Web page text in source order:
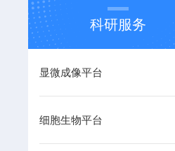
科研服务
显微成像平台
细胞生物平台